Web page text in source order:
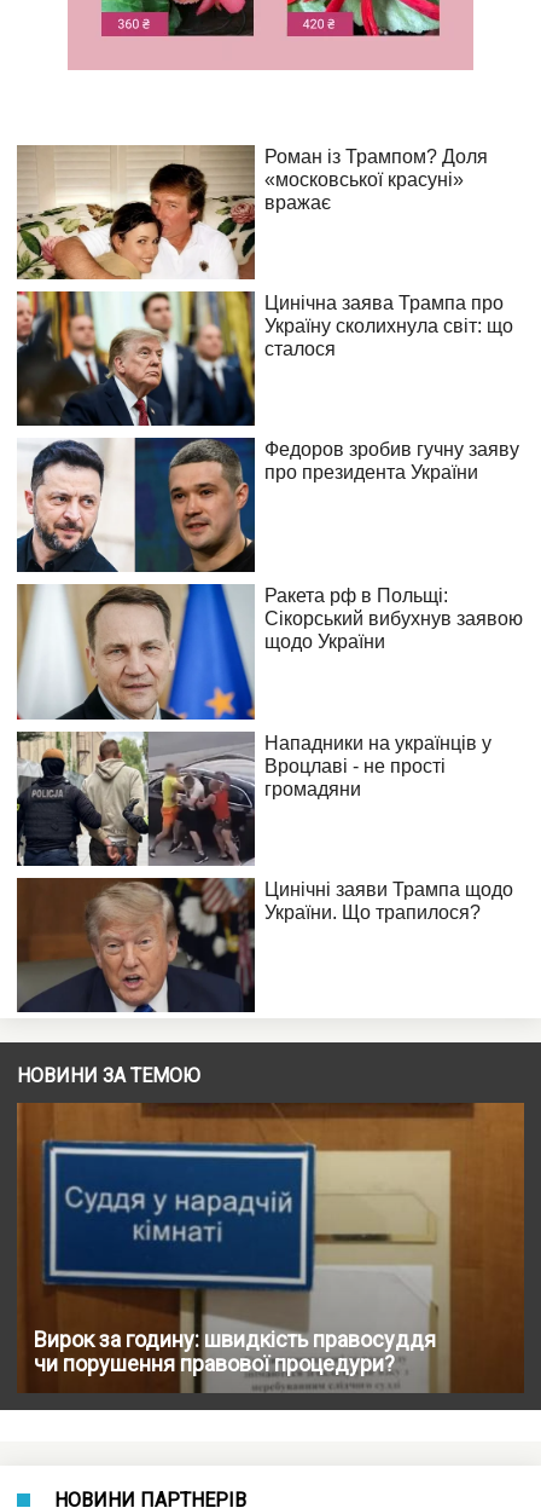
НОВИНИ ЗА ТЕМОЮ
Вирок за годину: швидкість правосуддя
чи порушення правової процедури?
НОВИНИ ПАРТНЕРІВ